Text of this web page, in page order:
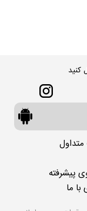
کنید
پیشرفته
ما